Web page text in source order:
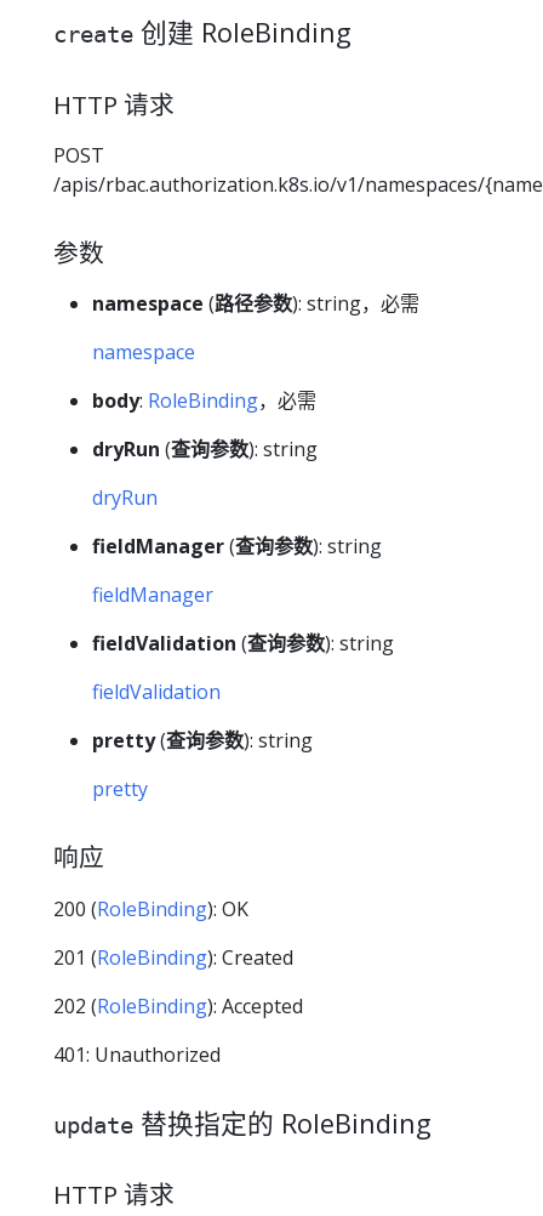
create 创建 RoleBinding
HTTP 请求
POST
/apis/rbac.authorization.k8s.io/v1/namespaces/
参数
namespace (路径参数): string，必需
namespace
body: RoleBinding，必需
dryRun (查询参数): string
dryRun
fieldManager(查询参数): string
fieldManager
fieldValidation (查询参数): string
fieldValidation
pretty(查询参数): string
pretty
响应
200 (RoleBinding): OK
201 (RoleBinding): Created
202 (RoleBinding): Accepted
401: Unauthorized
update 替换指定的 RoleBinding
HTTP 请求